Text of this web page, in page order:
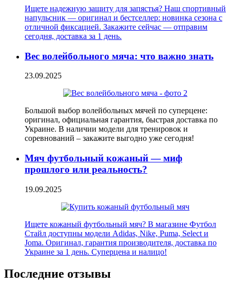
Ищете надежную защиту для запястья? Наш спортивный
напульсник — оригинал и бестселлер: новинка сезона с
отличной фиксацией. Закажите сейчас — отправим
сегодня, доставка за 1 день.
Вес волейбольного мяча: что важно знать
23.09.2025
Большой выбор волейбольных мячей по суперцене:
оригинал, официальная гарантия, быстрая доставка по
Украине. В наличии модели для тренировок и
соревнований – закажите выгодно уже сегодня!
Мяч футбольный кожаный — миф
прошлого или реальность?
19.09.2025
Ищете кожаный футбольный мяч? В магазине Футбол
Стайл доступны модели Adidas, Nike, Puma, Select и
Joma. Оригинал, гарантия производителя, доставка по
Украине за 1 день. Суперцена и налицо!
Последние отзывы